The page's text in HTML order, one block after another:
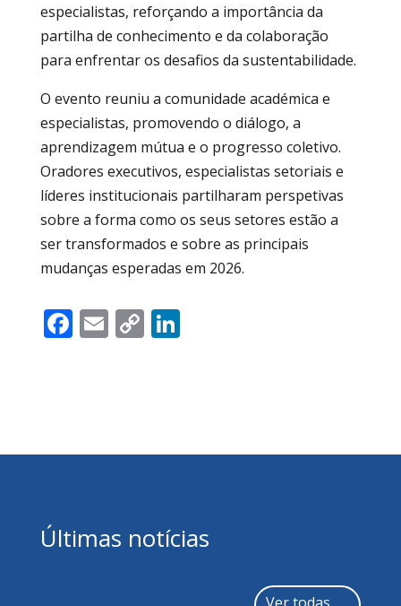
especialistas, reforçando a importância da
partilha de conhecimento e da colaboração
para enfrentar os desafios da sustentabilidade.
O evento reuniu a comunidade académica e
especialistas, promovendo o diálogo, a
aprendizagem mútua e o progresso coletivo.
Oradores executivos, especialistas setoriais e
líderes institucionais partilharam perspetivas
sobre a forma como os seus setores estão a
ser transformados e sobre as principais
mudanças esperadas em 2026.
Facebook
Email
CopyLinkedIn
Últimas notícias